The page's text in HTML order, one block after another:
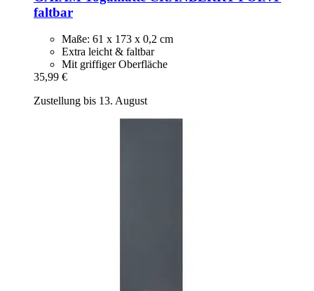
faltbar
Maße: 61 x 173 x 0,2 cm
Extra leicht & faltbar
Mit griffiger Oberfläche
35,99 €
Zustellung bis 13. August